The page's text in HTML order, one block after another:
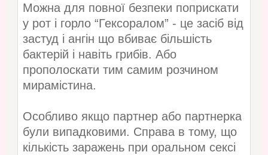
Можна для повної безпеки поприскати
у рот і горло “Гексоралом” - це засіб від
застуд і ангін що вбиває більшість
бактерій і навіть грибів. Або
прополоскати тим самим розчином
мирамістина.
Особливо якщо партнер або партнерка
були випадковими. Справа в тому, що
кількість заражень при оральном сексі